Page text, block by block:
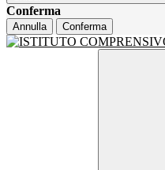
Conferma
Annulla Conferma